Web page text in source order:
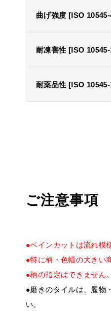
曲げ強度 [ISO
耐凍害性 [ISO
耐薬品性 [ISO
ご注意事項
●ベインカットは流れ模
●特に柄・色幅の大きい
●柄の指定はできません。
●磨きのタイルは、履物
い。